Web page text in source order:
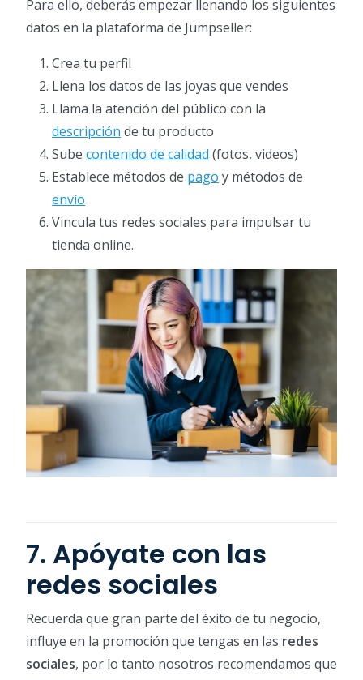
Para ello, deberás empezar llenando los siguientes
datos en la plataforma de Jumpseller:
Crea tu perfil
Llena los datos de las joyas que vendes
Llama la atención del público con la
descripción de tu producto
Sube contenido de calidad (fotos, videos)
Establece métodos de pago y métodos de
envío
Vincula tus redes sociales para impulsar tu
tienda online.
7. Apóyate con las
redes sociales
Recuerda que gran parte del éxito de tu negocio,
influye en la promoción que tengas en las redes
sociales, por lo tanto nosotros recomendamos que